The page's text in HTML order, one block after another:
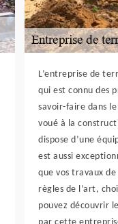
L’entreprise de
qui est connu des
savoir-faire dans
voué à la
dispose d’une
est aussi
que vos travaux
règles de l’art,
pouvez découvrir